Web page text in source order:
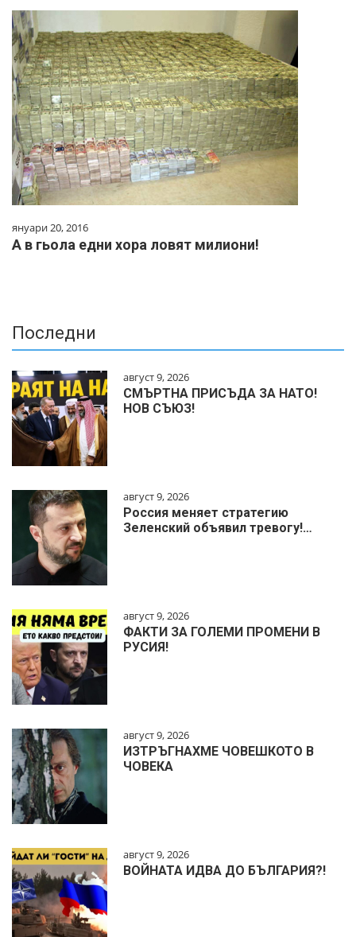
януари 20, 2016
А в гьола едни хора ловят милиони!
Последни
август 9, 2026
СМЪРТНА ПРИСЪДА ЗА НАТО!
НОВ СЪЮЗ!
август 9, 2026
Россия меняет стратегию
Зеленский объявил тревогу!…
август 9, 2026
ФАКТИ ЗА ГОЛЕМИ ПРОМЕНИ В
РУСИЯ!
август 9, 2026
ИЗТРЪГНАХМЕ ЧОВЕШКОТО В
ЧОВЕКА
август 9, 2026
ВОЙНАТА ИДВА ДО БЪЛГАРИЯ?!